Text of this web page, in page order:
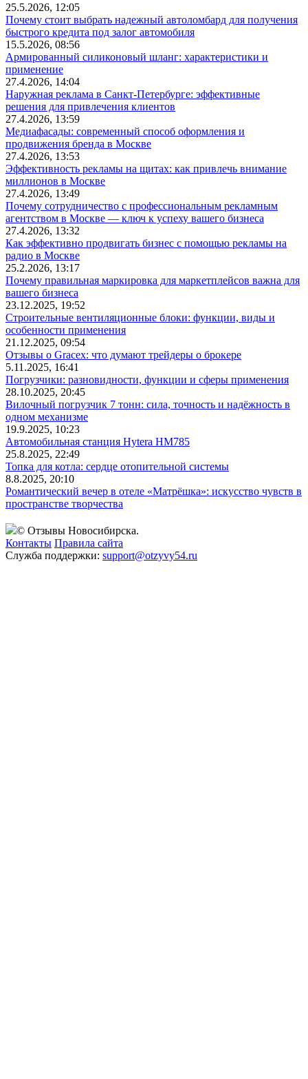
25.5.2026, 12:05
Почему стоит выбрать надежный автоломбард для получения
быстрого кредита под залог автомобиля
15.5.2026, 08:56
Армированный силиконовый шланг: характеристики и
применение
27.4.2026, 14:04
Наружная реклама в Санкт-Петербурге: эффективные
решения для привлечения клиентов
27.4.2026, 13:59
Медиафасады: современный способ оформления и
продвижения бренда в Москве
27.4.2026, 13:53
Эффективность рекламы на щитах: как привлечь внимание
миллионов в Москве
27.4.2026, 13:49
Почему сотрудничество с профессиональным рекламным
агентством в Москве — ключ к успеху вашего бизнеса
27.4.2026, 13:32
Как эффективно продвигать бизнес с помощью рекламы на
радио в Москве
25.2.2026, 13:17
Почему правильная маркировка для маркетплейсов важна для
вашего бизнеса
23.12.2025, 19:52
Строительные вентиляционные блоки: функции, виды и
особенности применения
21.12.2025, 09:54
Отзывы о Gracex: что думают трейдеры о брокере
5.11.2025, 16:41
Погрузчики: разновидности, функции и сферы применения
28.10.2025, 20:45
Вилочный погрузчик 7 тонн: сила, точность и надёжность в
одном механизме
19.9.2025, 10:23
Автомобильная станция Hytera HM785
25.8.2025, 22:49
Топка для котла: сердце отопительной системы
8.8.2025, 20:10
Романтический вечер в отеле «Матрёшка»: искусство чувств в
пространстве творчества
© Отзывы Новосибирска.
Контакты Правила сайта
Служба поддержки: support@otzyvy54.ru